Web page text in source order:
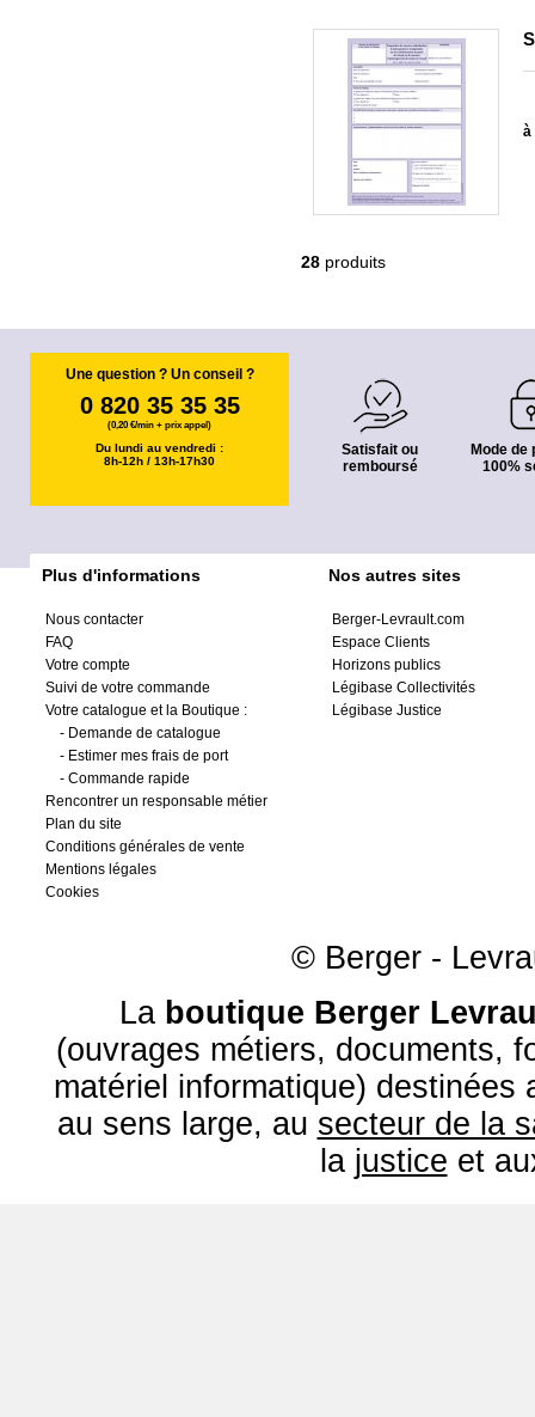
à
28 produits
Une question ? Un conseil ?
0 820 35 35 35
(0,20 €/min + prix appel)
Du lundi au vendredi :
8h-12h / 13h-17h30
Satisfait ou
remboursé
Mode de
100%
Plus d'informations
Nous contacter
FAQ
Votre compte
Suivi de votre commande
Votre catalogue et la Boutique :
- Demande de catalogue
- Estimer mes frais de port
- Commande rapide
Rencontrer un responsable métier
Plan du site
Conditions générales de vente
Mentions légales
Cookies
Nos autres sites
Berger-Levrault.com
Espace Clients
Horizons publics
Légibase Collectivités
Légibase Justice
© Berger -
La boutique Berger
(ouvrages métiers, documents,
matériel informatique) destinées
au sens large, au secteur de la
la justice et